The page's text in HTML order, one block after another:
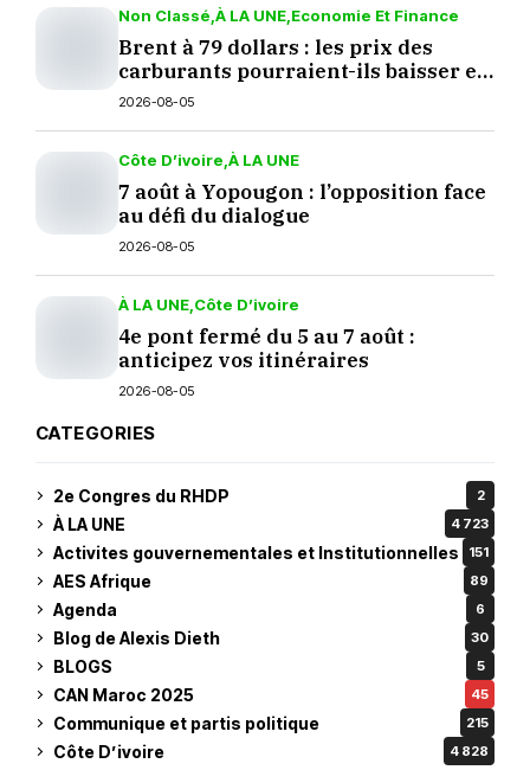
Non Classé À LA UNE Economie Et Finance
Brent à 79 dollars : les prix des
carburants pourraient-ils baisser en
septembre ?
2026-08-05
Côte D’ivoire À LA UNE
7 août à Yopougon : l’opposition face
au défi du dialogue
2026-08-05
À LA UNE Côte D’ivoire
4e pont fermé du 5 au 7 août :
anticipez vos itinéraires
2026-08-05
CATEGORIES
2e Congres du RHDP 2
À LA UNE 4 723
Activites gouvernementales et Institutionnelles 151
AES Afrique 89
Agenda 6
Blog de Alexis Dieth 30
BLOGS 5
CAN Maroc 2025 45
Communique et partis politique 215
Côte D’ivoire 4 828